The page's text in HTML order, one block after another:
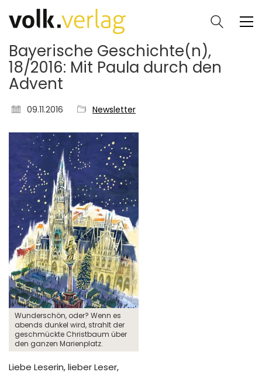
Bayerische Geschichte(n),
18/2016: Mit Paula durch den
Advent
09.11.2016 Newsletter
Wunderschön, oder? Wenn es
abends dunkel wird, strahlt der
geschmückte Christbaum über
den ganzen Marienplatz.
Liebe Leserin, lieber Leser,